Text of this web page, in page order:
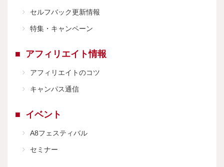
セルフバック更新情報
特集・キャンペーン
アフィリエイト情報
アフィリエイトのコツ
キャンパス通信
イベント
A8フェスティバル
セミナー